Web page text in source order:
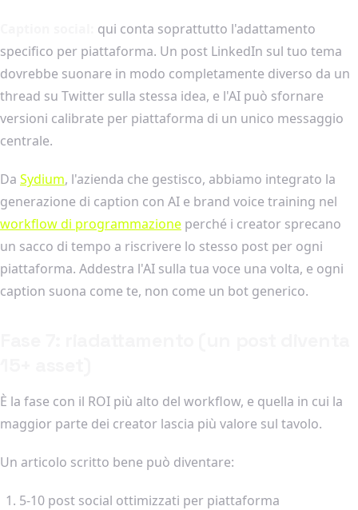
qui conta soprattutto l'adattamento
specifico per piattaforma. Un post LinkedIn sul tuo tema
dovrebbe suonare in modo completamente diverso da un
thread su Twitter sulla stessa idea, e l'AI può sfornare
versioni calibrate per piattaforma di un unico messaggio
centrale.
Da Sydium, l'azienda che gestisco, abbiamo integrato la
generazione di caption con AI e brand voice training nel
workflow di programmazione perché i creator sprecano
un sacco di tempo a riscrivere lo stesso post per ogni
piattaforma. Addestra l'AI sulla tua voce una volta, e ogni
caption suona come te, non come un bot generico.
È la fase con il ROI più alto del workflow, e quella in cui la
maggior parte dei creator lascia più valore sul tavolo.
Un articolo scritto bene può diventare:
5-10 post social ottimizzati per piattaforma